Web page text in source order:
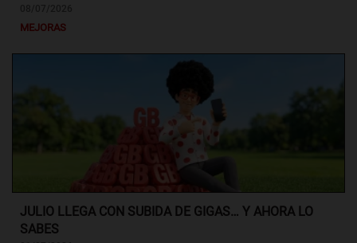
MEJORAS
JULIO LLEGA CON SUBIDA DE GIGAS… Y AHORA LO
SABES